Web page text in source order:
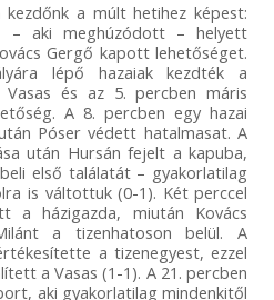
a múlt hetihez képest:
– aki meghúzódott – helyett
Gergő kapott lehetőséget.
lépő hazaiak kezdték a
és az 5. percben máris
A 8. percben egy hazai
Póser védett hatalmasat. A
után Hursán fejelt a kapuba,
első találatát – gyakorlatilag
is váltottuk (0-1). Két perccel
a házigazda, miután Kovács
a tizenhatoson belül. A
a tizenegyest, ezzel
a Vasas (1-1). A 21. percben
aki gyakorlatilag mindenkitől